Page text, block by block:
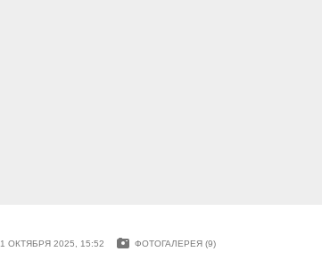
1 ОКТЯБРЯ 2025, 15:52 ФОТОГАЛЕРЕЯ (9)